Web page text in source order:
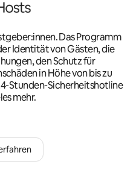
Das Programm
Identität von Gästen, die
den Schutz für
in Höhe von bis zu
Stunden-Sicherheitshotline
mehr.